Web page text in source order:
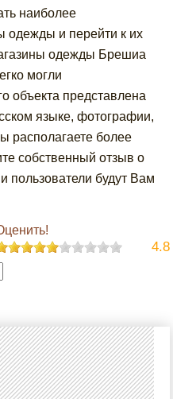
наиболее
одежды и перейти к их
одежды Брешиа
могли
объекта представлена
языке, фотографии,
располагаете более
собственный отзыв о
пользователи будут Вам
4.8